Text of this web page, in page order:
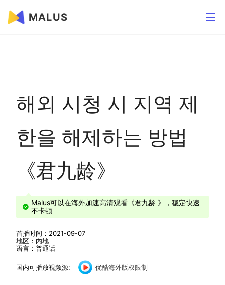
MALUS
해외 시청 시 지역 제
한을 해제하는 방법
《君九龄》
Malus可以在海外加速高清观看《君九龄 》，稳定快速
不卡顿
首播时间：2021-09-07
地区：内地
语言：普通话
国内可播放视频源: 优酷海外版权限制